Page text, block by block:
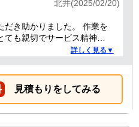
北井(2025/02/20)
だき助かりました。 作業を
も親切でサービス精神溢
詳しく見る▼
見積もりをしてみる